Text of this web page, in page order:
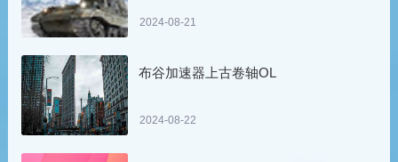
2024-08-21
布谷加速器上古卷轴OL
2024-08-22